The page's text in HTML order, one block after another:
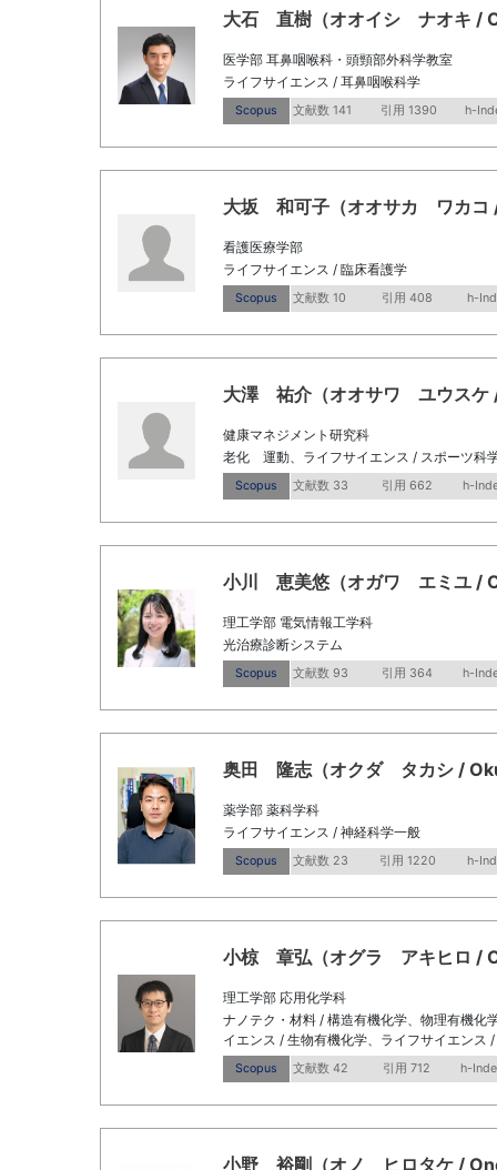
大石 直樹（オオイシ ナオキ /
医学部 耳鼻咽喉科・頭頸部外科学教室
ライフサイエンス / 耳鼻咽喉科学
Scopus 文献数 141 引用 1390 h-
大坂 和可子（オオサカ ワカコ
看護医療学部
ライフサイエンス / 臨床看護学
Scopus 文献数 10 引用 408 h-
大澤 祐介（オオサワ ユウスケ
健康マネジメント研究科
老化 運動、ライフサイエンス / スポーツ科
Scopus 文献数 33 引用 662 h-
小川 恵美悠（オガワ エミユ /
理工学部 電気情報工学科
光治療診断システム
Scopus 文献数 93 引用 364 h-
奥田 隆志（オクダ タカシ /
薬学部 薬科学科
ライフサイエンス / 神経科学一般
Scopus 文献数 23 引用 1220 h-
小椋 章弘（オグラ アキヒロ /
理工学部 応用化学科
ナノテク・材料 / 構造有機化学、物理有機化
イエンス / 生物有機化学、ライフサイエンス
Scopus 文献数 42 引用 712 h-
小野 裕剛（オノ ヒロタケ /